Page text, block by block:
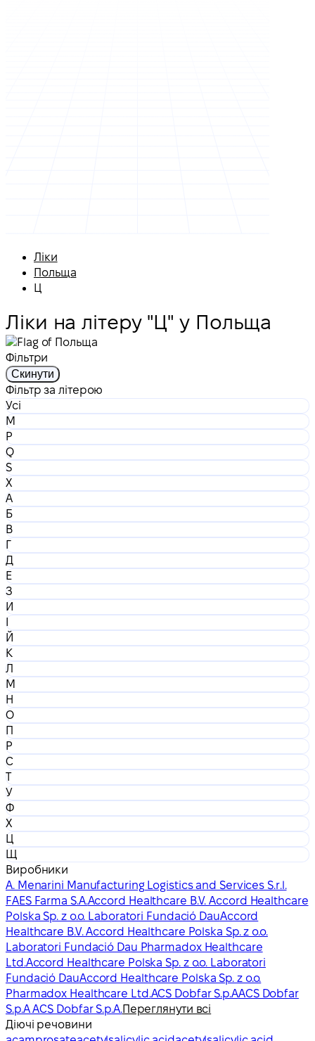
Ліки
Польща
Ц
Ліки на літеру "Ц" у Польща
Фільтри
Скинути
Фільтр за літерою
Усі
M
P
Q
S
X
А
Б
В
Г
Д
Е
З
И
І
Й
К
Л
М
Н
О
П
Р
С
Т
У
Ф
Х
Ц
Щ
Виробники
A. Menarini Manufacturing Logistics and Services S.r.l.
FAES Farma S.A.Accord Healthcare B.V. Accord Healthcare
Polska Sp. z o.o. Laboratori Fundació DauAccord
Healthcare B.V. Accord Healthcare Polska Sp. z o.o.
Laboratori Fundació Dau Pharmadox Healthcare
Ltd.Accord Healthcare Polska Sp. z o.o. Laboratori
Fundació DauAccord Healthcare Polska Sp. z o.o.
Pharmadox Healthcare Ltd.ACS Dobfar S.p.AACS Dobfar
S.p.A ACS Dobfar S.p.A.Переглянути всі
Діючі речовини